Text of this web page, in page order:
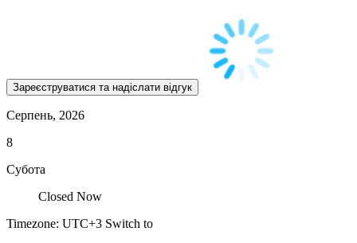
Серпень, 2026
8
Субота
Closed Now
Timezone: UTC+3 Switch to